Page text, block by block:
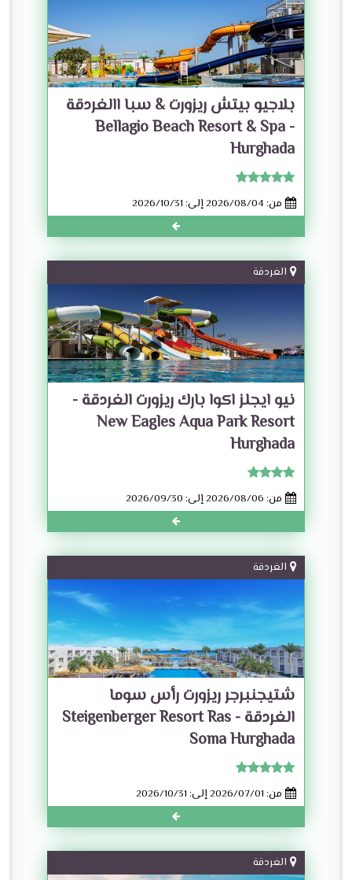
بلاجيو بيتش ريزورت & سبا االغردقة
- Bellagio Beach Resort & Spa
Hurghada
من: 2026/08/04 إلى: 2026/10/31
الغردقة
نيو ايجلز اكوا بارك ريزورت الغردقة -
New Eagles Aqua Park Resort
Hurghada
من: 2026/08/06 إلى: 2026/09/30
الغردقة
شتيجنبرجر ريزورت رأس سوما
الغردقة - Steigenberger Resort Ras
Soma Hurghada
من: 2026/07/01 إلى: 2026/10/31
الغردقة